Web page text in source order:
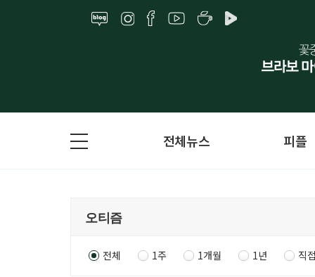
전체뉴스 피플
전체 1주 1개월 1년 직